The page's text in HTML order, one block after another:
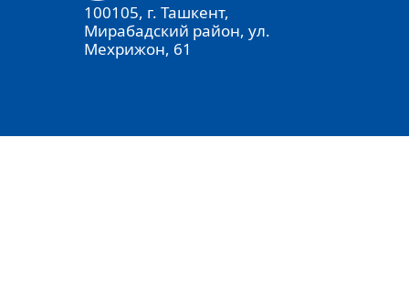
100105, г. Ташкент,
Мирабадский район, ул.
Мехрижон, 61